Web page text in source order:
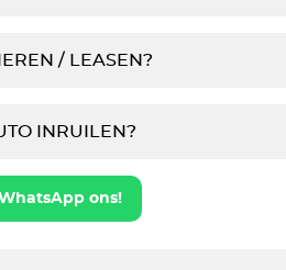
/ LEASEN?
INRUILEN?
ons!